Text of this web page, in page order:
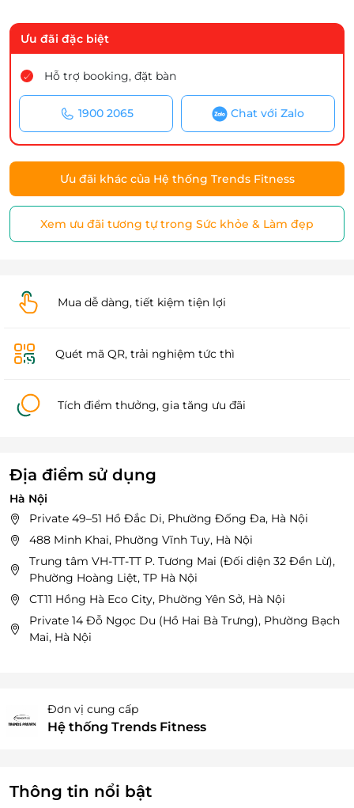
Ưu đãi đặc biệt
Hỗ trợ booking, đặt bàn
1900 2065 Chat với Zalo
Ưu đãi khác của Hệ thống Trends Fitness
Xem ưu đãi tương tự trong Sức khỏe & Làm đẹp
Mua dễ dàng, tiết kiệm tiện lợi
Quét mã QR, trải nghiệm tức thì
Tích điểm thưởng, gia tăng ưu đãi
Địa điểm sử dụng
Hà Nội
Private 49–51 Hồ Đắc Di, Phường Đống Đa, Hà Nội
488 Minh Khai, Phường Vĩnh Tuy, Hà Nội
Trung tâm VH-TT-TT P. Tương Mai (Đối diện 32 Đền Lừ),
Phường Hoàng Liệt, TP Hà Nội
CT11 Hồng Hà Eco City, Phường Yên Sở, Hà Nội
Private 14 Đỗ Ngọc Du (Hồ Hai Bà Trưng), Phường Bạch
Mai, Hà Nội
Đơn vị cung cấp
Hệ thống Trends Fitness
Thông tin nổi bật